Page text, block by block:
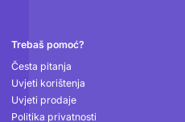
Podnožje
Trebaš pomoć?
Česta pitanja
Uvjeti korištenja
Uvjeti prodaje
Politika privatnosti